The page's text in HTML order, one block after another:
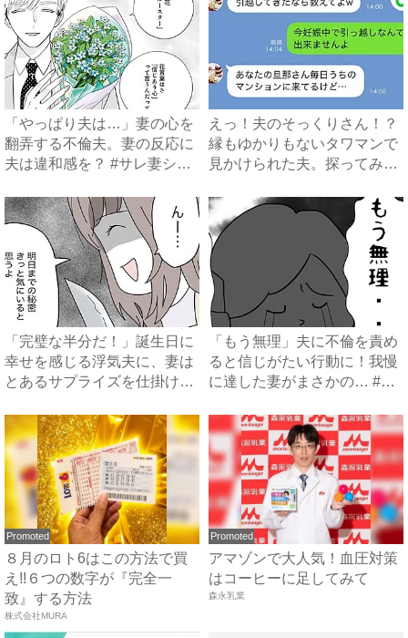
「やっぱり夫は…」妻の心を
翻弄する不倫夫。妻の反応に
夫は違和感を？ #サレ妻シ
えっ！夫のそっくりさん！？
縁もゆかりもないタワマンで
見かけられた夫。探ってみる
「完璧な半分だ！」誕生日に
幸せを感じる浮気夫に、妻は
とあるサプライズを仕掛け…
「もう無理」夫に不倫を責め
ると信じがたい行動に！我慢
に達した妻がまさかの… #
Promoted
８月のロト6はこの方法で買
え!!６つの数字が『完全一
致』する方法
株式会社MURA
Promoted
アマゾンで大人気！血圧対策
はコーヒーに足してみて
森永乳業